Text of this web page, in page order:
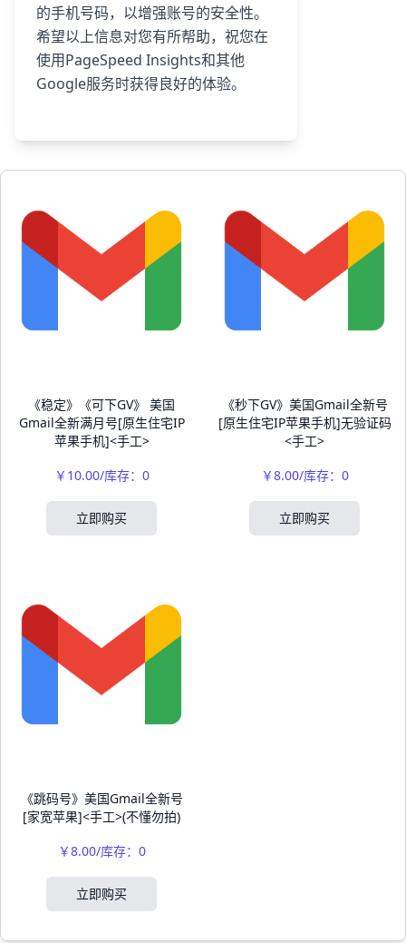
的手机号码，以增强账号的安全性。
希望以上信息对您有所帮助，祝您在
使用PageSpeed Insights和其他
Google服务时获得良好的体验。
《稳定》《可下GV》 美国
Gmail全新满月号[原生住宅IP
苹果手机]<手工>
￥10.00/库存：0
立即购买
《秒下GV》美国Gmail全新号
[原生住宅IP苹果手机]无验证码
<手工>
￥8.00/库存：0
立即购买
《跳码号》美国Gmail全新号
[家宽苹果]<手工>(不懂勿拍)
￥8.00/库存：0
立即购买